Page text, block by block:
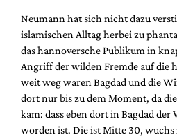
Mediadaten
Suche
Neumann hat sich nicht dazu
islamischen Alltag herbei zu
das hannoversche Publikum in
Angriff der wilden Fremde auf die
weit weg waren Bagdad und die
dort nur bis zu dem Moment, da
kam: dass eben dort in Bagdad
worden ist. Die ist Mitte 30,